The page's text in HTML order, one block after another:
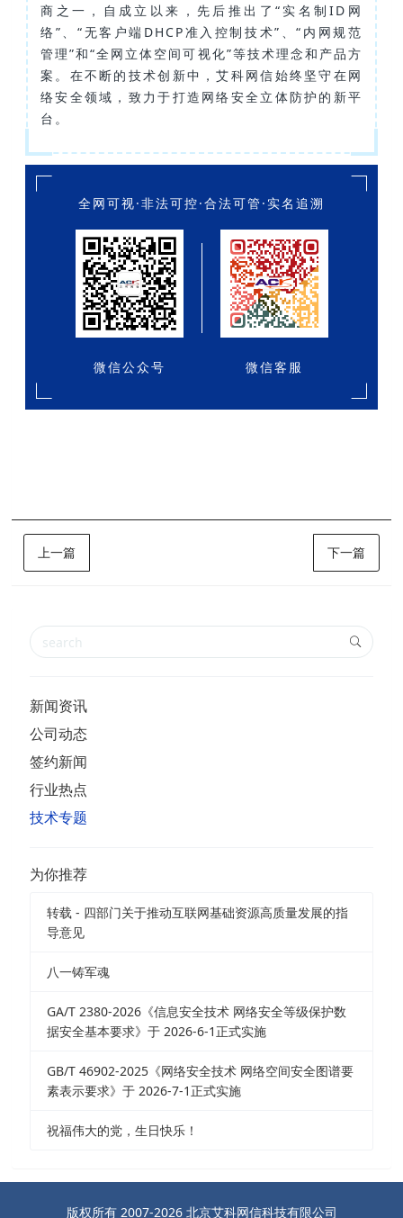
商之一，自成立以来，先后推出了“实名制ID网
络”、“无客户端DHCP准入控制技术”、“内网规范
管理”和“全网立体空间可视化”等技术理念和产品方
案。在不断的技术创新中，艾科网信始终坚守在网
络安全领域，致力于打造网络安全立体防护的新平
台。
全网可视·非法可控·合法可管·实名追溯
微信公众号 微信客服
上一篇 下一篇
新闻资讯
公司动态
签约新闻
行业热点
技术专题
为你推荐
转载 - 四部门关于推动互联网基础资源高质量发展的指
导意见
八一铸军魂
GA/T 2380-2026《信息安全技术 网络安全等级保护数
据安全基本要求》于 2026-6-1正式实施
GB/T 46902-2025《网络安全技术 网络空间安全图谱要
素表示要求》于 2026-7-1正式实施
祝福伟大的党，生日快乐！
版权所有 2007-2026 北京艾科网信科技有限公司